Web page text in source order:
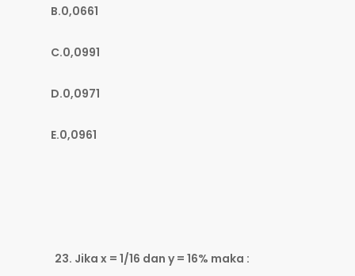
B.0,0661
C.0,0991
D.0,0971
E.0,0961
Jika x = 1/16 dan y = 16% maka :